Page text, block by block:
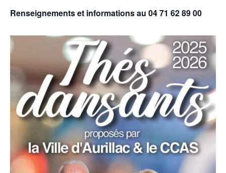
Renseignements et informations au 04 71 62 89 00